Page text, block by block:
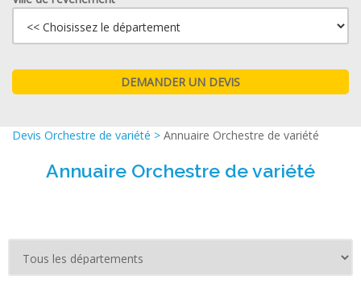
Devis Orchestre de variété > Annuaire Orchestre de variété
Annuaire Orchestre de variété